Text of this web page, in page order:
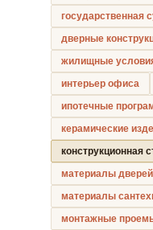
государственная
дверные
жилищные
интерьер офиса
ипотечные
керамические
конструкционная
материалы дверей
материалы
монтажные